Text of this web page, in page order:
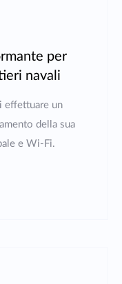
per
navali
effettuare un
della sua
e Wi-Fi.